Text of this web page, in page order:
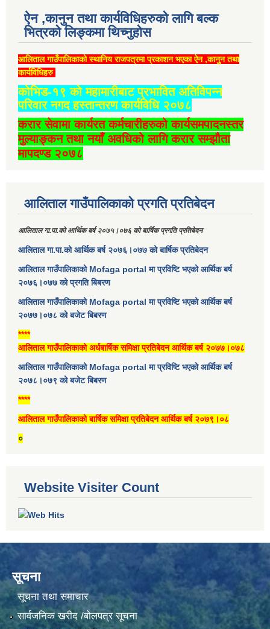
ऐन ,कानुन तथा कार्यविधिहरुको लागि बल्क
भित्रको लिङ्कमा थिच्‍नुहोस
आलिताल गाउँपालिकाको स्थानिय राजपत्रमा प्रकाशन भएका ऐन ,कानुन तथा
कार्यविधिहरु
कोभिड-१९ को महामारीबाट प्रभावित अतिविपन्न
परिवार नगद हस्तान्तरण कार्यविधि २०७८
करार सेवामा कार्यरत कर्मचारीहरुको कार्यसमपादनस्तर
मुल्याङ्कन तथा नयाँ अवधिको लागि करार सम्झौता
मापदण्ड २०७८
आलिताल गाउँपालिकाको प्रगति प्रतिबेदन
आलिताल गा.पा.को आर्थिक बर्ष २०७५।०७६ को बार्षिक प्रगति प्रतिबेदन
आलिताल गा.पा.को आर्थिक बर्ष २०७६।०७७ को बार्षिक प्रतिबेदन
आलिताल गाउँपालिकाको Mofaga portal मा प्रविष्टि भएको आर्थिक बर्ष
२०७६।०७७ को प्रगति बिबरण
आलिताल गाउँपालिकाको Mofaga portal मा प्रविष्टि भएको आर्थिक बर्ष
२०७७।०७८ को बजेट बिबरण
****
आलिताल गाउँपालिकाको अर्धबार्षिक समिक्षा प्रतिबेदन आर्थिक बर्ष २०७७।०७८
आलिताल गाउँपालिकाको Mofaga portal मा प्रविष्टि भएको आर्थिक बर्ष
२०७८।०७९ को बजेट बिबरण
****
आलिताल गाउँपालिकाको बार्षिक समिक्षा प्रतिबेदन आर्थिक बर्ष २०७९।०८
०
Website Visiter Count
सूचना
सूचना तथा समाचार
सार्वजनिक खरीद /बोलपत्र सूचना